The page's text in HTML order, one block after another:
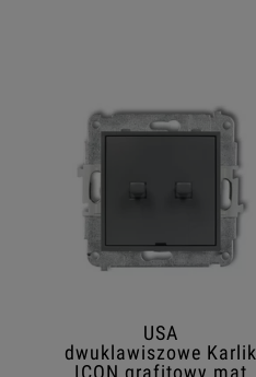
USA
dwuklawiszowe Karlik
ICON grafitowy mat